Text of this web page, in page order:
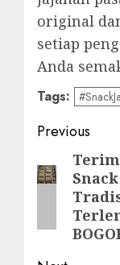
original
setiap
Anda
Tags:
Post
Previous
Previous
post:
Snack